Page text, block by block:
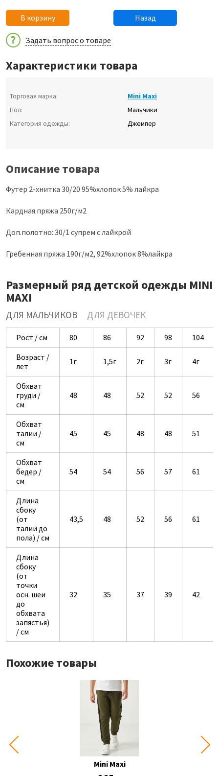
В корзину Назад
Задать вопрос о товаре
Характеристики товара
Торговая марка:
Mini Maxi
Пол:
Мальчики
Категория одежды:
Джемпер
Описание товара
Футер 2-хнитка 30/20 95%хлопок 5% лайкра
Кардная пряжа 250г/м2
Доп.полотно: 30/1 супрем с лайкрой
Гребенная пряжа 190г/м2, 92%хлопок 8%лайкра
Размерный ряд детской одежды MINI
MAXI
ДЛЯ МАЛЬЧИКОВ ДЛЯ ДЕВОЧЕК
Рост / см 80 86 92 98
104
Возраст /
лет
1г 1,5г 2г 3г 4г
Обхват
груди /
см
48 48 52 52 56
Обхват
талии /
см
45 45 48 48 51
Обхват
бедер /
см
54 54 56 57 61
Длина
сбоку
(от
талии до
пола) / см
43,5 48 52 56 61
Длина
сбоку
(от
точки
осн. шеи
до
обхвата
запястья)
/ см
32 35 37 39 42
Похожие товары
Mini Maxi